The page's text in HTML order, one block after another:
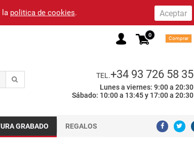
la politica de cookies.
0 Comprar
TEL.+34 93 726 58 35
Lunes a viernes: 9:00 a 20:30
Sábado: 10:00 a 13:45 y 17:00 a 20:30
GRABADO REGALOS